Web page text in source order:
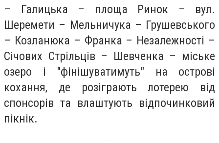
– Галицька – площа Ринок – вул.
Шеремети – Мельничука – Грушевського
– Козланюка – Франка – Незалежності –
Січових Стрільців – Шевченка – міське
озеро і "фінішуватимуть" на острові
кохання, де розіграють лотерею від
спонсорів та влаштують відпочинковий
пікнік.